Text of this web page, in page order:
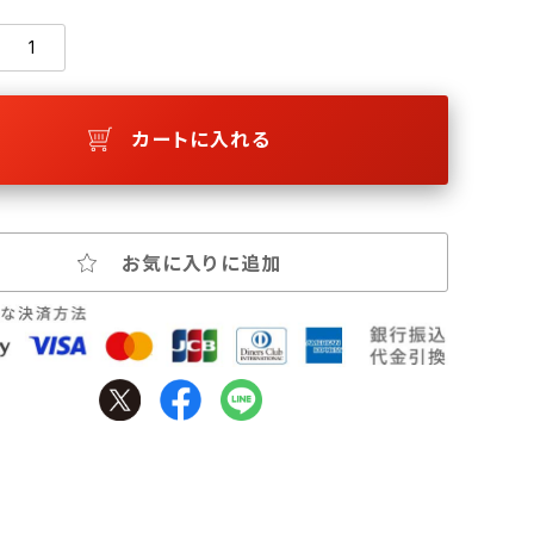
カートに入れる
お気に入りに追加